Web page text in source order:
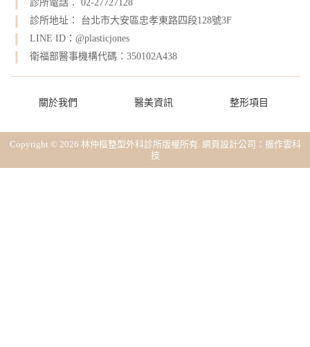
診所電話： 02-27727128
診所地址： 台北市大安區忠孝東路四段128號3F
LINE ID：@plasticjones
衛福部醫事機構代碼：350102A438
關於我們 醫美資訊 整形項目
Copyright © 2026 林仲樞整型外科診所版權所有. 網頁設計公司 ：振作雲科
技